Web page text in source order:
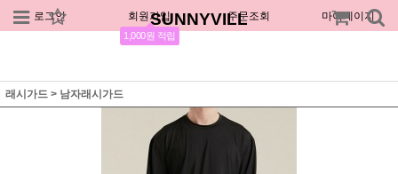
로그인 회원가입
1,000원 적립
주문조회 마이페이지
SUNNYVILL
래시가드 > 남자래시가드